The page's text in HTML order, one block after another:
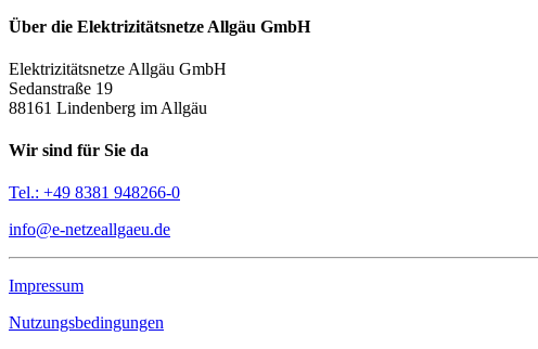
Über die Elektrizitätsnetze Allgäu GmbH
Elektrizitätsnetze Allgäu GmbH
Sedanstraße 19
88161 Lindenberg im Allgäu
Wir sind für Sie da
Tel.: +49 8381 948266-0
info@e-netzeallgaeu.de
Impressum
Nutzungsbedingungen